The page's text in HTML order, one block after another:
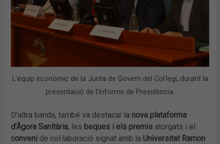
L’equip econòmic de la Junta de Govern del Col·legi, durant la
presentació de l’informe de Presidència.
D’altra banda, també va destacar la nova plataforma
d’Àgora Sanitària, les beques i els premis atorgats i el
conveni de col·laboració signat amb la Universitat Ramon